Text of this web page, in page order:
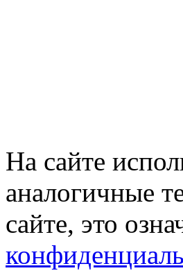
На сайте
аналогичные
сайте, это